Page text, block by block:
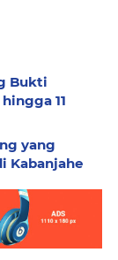
Bukti
11
yang
Kabanjahe